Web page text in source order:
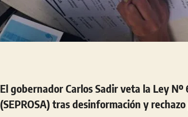
El gobernador Carlos Sadir veta la Ley
(SEPROSA) tras desinformación y